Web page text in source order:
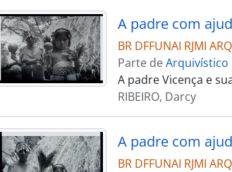
A padre com
BR DFFUNAI RJMI
Parte deArquivístico
A padre Vicença e
RIBEIRO, Darcy
A padre com
BR DFFUNAI RJMI